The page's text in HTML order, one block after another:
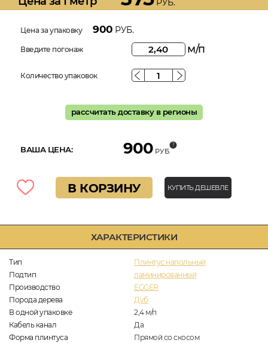
ХАРАКТЕРИСТИКИ
Тип
Плинтус напольный
Подтип
ламинированный
Производство
EGGER
Порода дерева
Дуб
В одной упаковке
2,4 м/п
Кабель канал
Да
Форма плинтуса
Прямой со скосом
РУБ.
Цена за упаковку 900 РУБ.
Введите погонаж м/п
Количество упаковок
рассчитать доставку в регионы
ВАША ЦЕНА: 900 РУБ.
В КОРЗИНУ КУПИТЬ ДЕШЕВЛЕ